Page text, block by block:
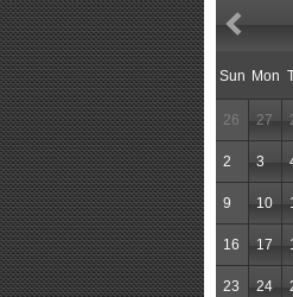
Sun Mon
26 27
2 3
9 10
16 17
23 24